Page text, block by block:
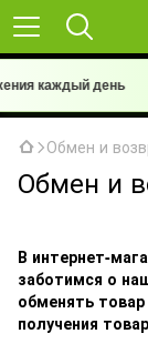
каждый день
Обмен и
Обмен и
В интернет-
заботимся о
обменять
получения